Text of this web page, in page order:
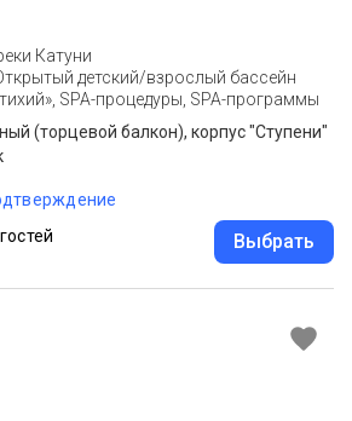
Катуни
детский/взрослый бассейн
SPA-процедуры, SPA-программы
(торцевой балкон), корпус "Ступени"
Выбрать